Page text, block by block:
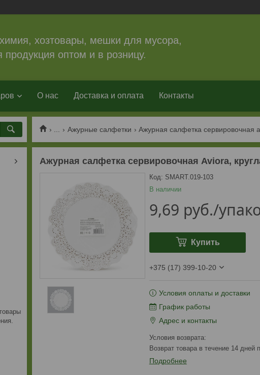
хозтовары, мешки для мусора,
продукция оптом и в розницу.
О нас Доставка и оплата Контакты
Ажурные салфетки Ажурная салфетка сервировочная
Ажурная салфетка сервировочная Aviora,
В наличии
Код: SMART.019-103
9,69 руб./
Купить
+375 (17) 399-10-20
Условия оплаты и доставки
График работы
Адрес и контакты
возврат товара в течение 14 дней
Подробнее